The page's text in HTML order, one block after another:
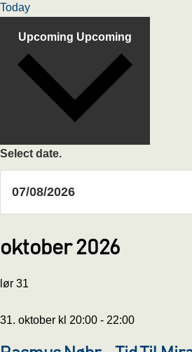
Today
Upcoming Upcoming
Select date.
oktober 2026
lør 31
31. oktober kl 20:00 - 22:00